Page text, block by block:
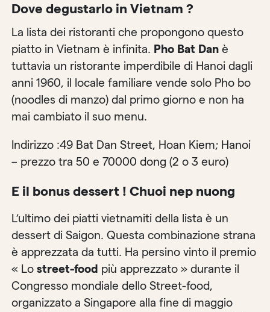
Dove degustarlo in Vietnam ?
La lista dei ristoranti che propongono questo
piatto in Vietnam è infinita. Pho Bat Dan è
tuttavia un ristorante imperdibile di Hanoi dagli
anni 1960, il locale familiare vende solo Pho bo
(noodles di manzo) dal primo giorno e non ha
mai cambiato il suo menu.
Indirizzo :49 Bat Dan Street, Hoan Kiem; Hanoi
– prezzo tra 50 e 70000 dong (2 o 3 euro)
E il bonus dessert ! Chuoi nep nuong
L’ultimo dei piatti vietnamiti della lista è un
dessert di Saigon. Questa combinazione strana
è apprezzata da tutti. Ha persino vinto il premio
« Lostreet-food più apprezzato » durante il
Congresso mondiale dello Street-food,
organizzato a Singapore alla fine di maggio